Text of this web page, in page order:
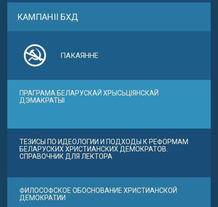
КАМПАНІІ БХД
ПАКАЯННЕ
ПРАГРАМА БЕЛАРУСКАЙ ХРЫСЬЦІЯНСКАЙ
ДЭМАКРАТЫІ
ТЕЗИСЫ ПО ИДЕОЛОГИИ И ПОДХОДЫ К РЕФОРМАМ
БЕЛАРУСКИХ ХРИСТИАНСКИХ ДЕМОКРАТОВ.
СПРАВОЧНИК ДЛЯ ЛЕКТОРА
ФИЛОСОФСКОЕ ОБОСНОВАНИЕ ХРИСТИАНСКОЙ
ДЕМОКРАТИИ